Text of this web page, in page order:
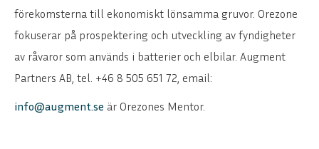
förekomsterna till ekonomiskt lönsamma gruvor. Orezone
fokuserar på prospektering och utveckling av fyndigheter
av råvaror som används i batterier och elbilar. Augment
Partners AB, tel. +46 8 505 651 72, email:
info@augment.se är Orezones Mentor.